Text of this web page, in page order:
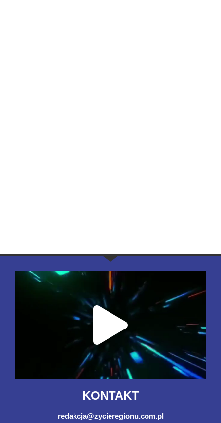
KONTAKT
redakcja@zycieregionu.com.pl